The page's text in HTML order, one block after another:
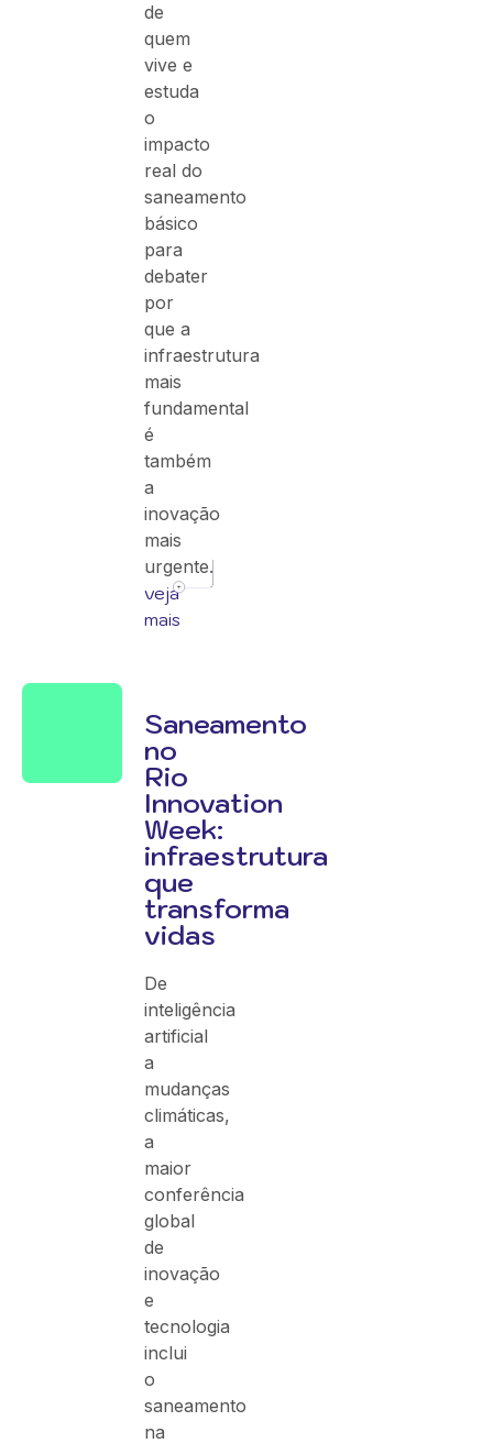
de
quem
vive e
estuda
o
impacto
real do
saneamento
básico
para
debater
por
que a
infraestrutura
mais
fundamental
é
também
a
inovação
mais
urgente.
veja
mais
Saneamento
no
Rio
Innovation
Week:
infraestrutura
que
transforma
vidas
De
inteligência
artificial
a
mudanças
climáticas,
a
maior
conferência
global
de
inovação
e
tecnologia
inclui
o
saneamento
na